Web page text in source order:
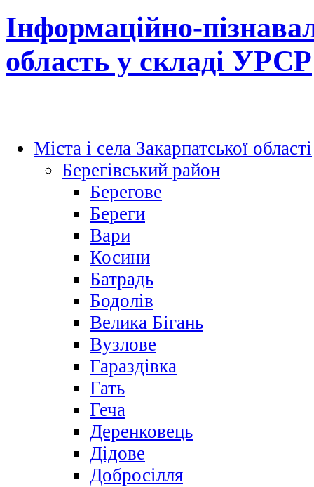
Інформаційно-
область у складі УРСР
Міста і села Закарпатської області
Берегівський район
Берегове
Береги
Вари
Косини
Батрадь
Бодолів
Велика Бігань
Вузлове
Гараздівка
Гать
Геча
Деренковець
Дідове
Добросілля